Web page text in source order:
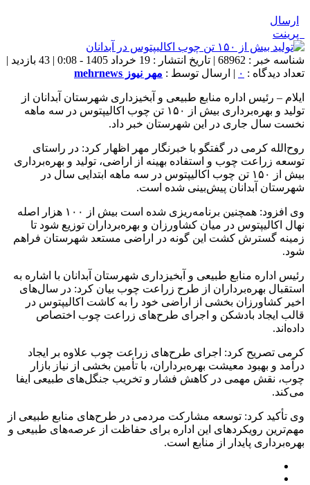
ارسال
پرینت
شناسه خبر : 68962 | تاریخ انتشار : 19 خرداد 1405 - 0:08 | 43 بازدید |
تعداد دیدگاه : ۰ | ارسال توسط : مهر نیوز mehrnews
ایلام – رئیس اداره منابع طبیعی و آبخیزداری شهرستان آبدانان از
تولید و بهره‌برداری بیش از ۱۵۰ تن چوب اکالیپتوس در سه ماهه
نخست سال جاری در این شهرستان خبر داد.
روح‌الله کرمی در گفتگو با خبرنگار مهر اظهار کرد: در راستای
توسعه زراعت چوب و استفاده بهینه از اراضی، تولید و بهره‌برداری
بیش از ۱۵۰ تن چوب اکالیپتوس در سه ماهه ابتدایی سال در
شهرستان آبدانان پیش‌بینی شده است.
وی افزود: همچنین برنامه‌ریزی شده است بیش از ۱۰۰ هزار اصله
نهال اکالیپتوس در میان کشاورزان و بهره‌برداران توزیع شود تا
زمینه گسترش کشت این گونه در اراضی مستعد شهرستان فراهم
شود.
رئیس اداره منابع طبیعی و آبخیزداری شهرستان آبدانان با اشاره به
استقبال بهره‌برداران از طرح زراعت چوب بیان کرد: در سال‌های
اخیر کشاورزان بخشی از اراضی خود را به کاشت اکالیپتوس در
قالب ایجاد بادشکن و اجرای طرح‌های زراعت چوب اختصاص
داده‌اند.
کرمی تصریح کرد: اجرای طرح‌های زراعت چوب علاوه بر ایجاد
درآمد و بهبود معیشت بهره‌برداران، با تأمین بخشی از نیاز بازار
چوب، نقش مهمی در کاهش فشار و تخریب جنگل‌های طبیعی ایفا
می‌کند.
وی تأکید کرد: توسعه مشارکت مردمی در طرح‌های منابع طبیعی از
مهم‌ترین رویکردهای این اداره برای حفاظت از عرصه‌های طبیعی و
بهره‌برداری پایدار از منابع است.